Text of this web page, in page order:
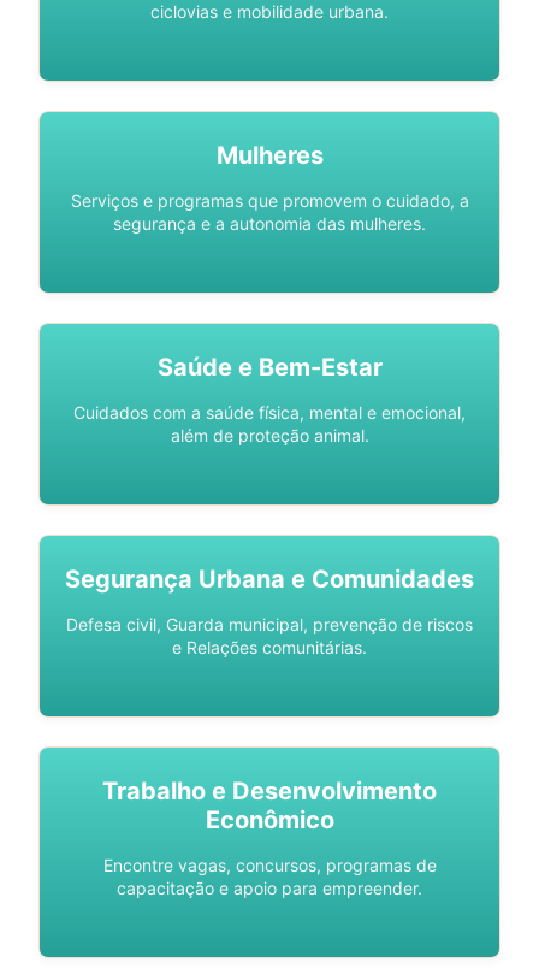
ciclovias e mobilidade urbana.
Mulheres
Serviços e programas que promovem o cuidado, a
segurança e a autonomia das mulheres.
Saúde e Bem-Estar
Cuidados com a saúde física, mental e emocional,
além de proteção animal.
Segurança Urbana e Comunidades
Defesa civil, Guarda municipal, prevenção de riscos
e Relações comunitárias.
Trabalho e Desenvolvimento
Econômico
Encontre vagas, concursos, programas de
capacitação e apoio para empreender.